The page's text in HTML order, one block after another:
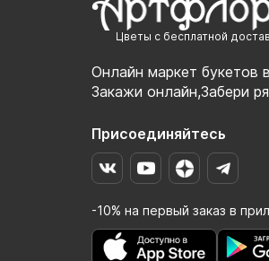
Цветы с бесплатной
Онлайн маркет букетов
Закажи онлайн,Забери
Присоединяйтесь
-10% на первый заказ в